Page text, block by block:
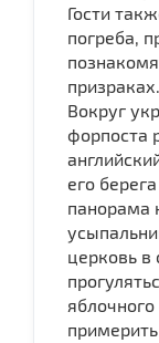
Гости
погреба,
призраках.
Вокруг
форпоста
его
панорама
церковь в